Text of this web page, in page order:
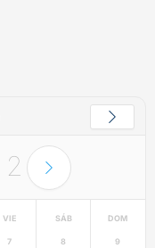
2
VIE
7
SÁB
8
DOM
9